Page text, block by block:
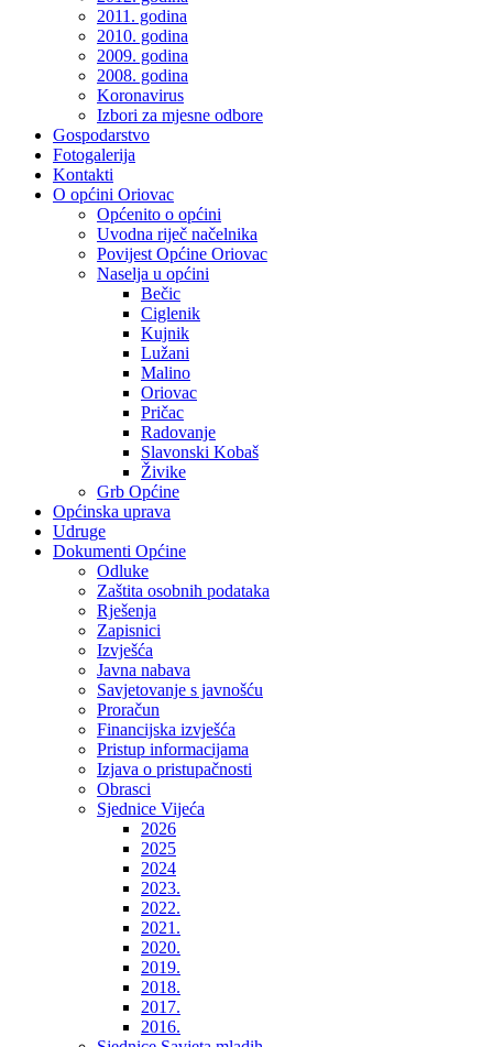
2011. godina
2010. godina
2009. godina
2008. godina
Koronavirus
Izbori za mjesne odbore
Gospodarstvo
Fotogalerija
Kontakti
O općini Oriovac
Općenito o općini
Uvodna riječ načelnika
Povijest Općine Oriovac
Naselja u općini
Bečic
Ciglenik
Kujnik
Lužani
Malino
Oriovac
Pričac
Radovanje
Slavonski Kobaš
Živike
Grb Općine
Općinska uprava
Udruge
Dokumenti Općine
Odluke
Zaštita osobnih podataka
Rješenja
Zapisnici
Izvješća
Javna nabava
Savjetovanje s javnošću
Proračun
Financijska izvješća
Pristup informacijama
Izjava o pristupačnosti
Obrasci
Sjednice Vijeća
2026
2025
2024
2023.
2022.
2021.
2020.
2019.
2018.
2017.
2016.